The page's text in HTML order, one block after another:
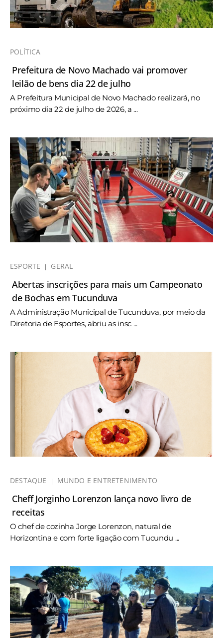
POLÍTICA
Prefeitura de Novo Machado vai promover
leilão de bens dia 22 de julho
A Prefeitura Municipal de Novo Machado realizará, no
próximo dia 22 de julho de 2026, a ...
ESPORTE GERAL
Abertas inscrições para mais um Campeonato
de Bochas em Tucunduva
A Administração Municipal de Tucunduva, por meio da
Diretoria de Esportes, abriu as insc ...
DESTAQUE MUNDO E ENTRETENIMENTO
Cheff Jorginho Lorenzon lança novo livro de
receitas
O chef de cozinha Jorge Lorenzon, natural de
Horizontina e com forte ligação com Tucundu ...